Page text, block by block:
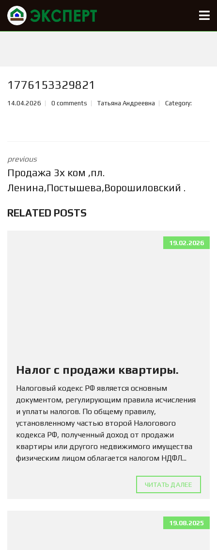
1776153329821
14.04.2026 0 comments Татьяна Андреевна Category:
previous
Продажа 3х ком ,пл.
Ленина,Постышева,Ворошиловский .
RELATED POSTS
19.02.2026
Налог с продажи квартиры.
Налоговый кодекс РФ является основным
документом, регулирующим правила исчисления
и уплаты налогов. По общему правилу,
установленному частью второй Налогового
кодекса РФ, полученный доход от продажи
квартиры или другого недвижимого имущества
физическим лицом облагается налогом НДФЛ...
ЧИТАТЬ ДАЛЕЕ
19.08.2025